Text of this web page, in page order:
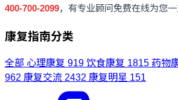
400-700-2099，有专业顾问免费在线为您一
康复指南分类
全部 心理康复 919饮食康复 1815 药物
962 康复交流 2432 康复明星 151